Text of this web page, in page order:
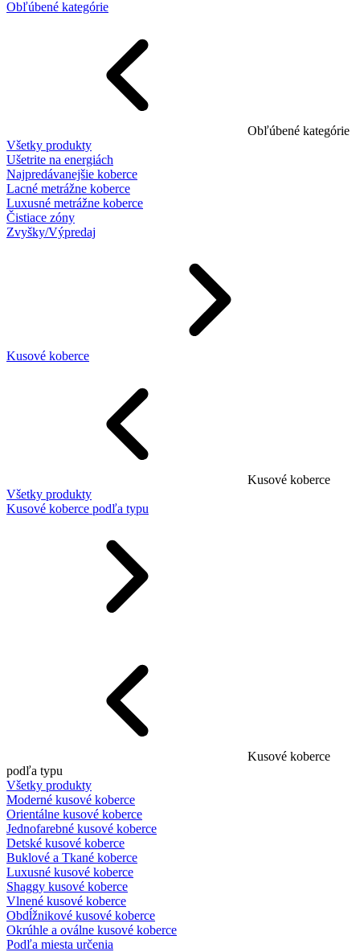
Obľúbené kategórie
Obľúbené kategórie
Všetky produkty
Ušetrite na energiách
Najpredávanejšie koberce
Lacné metrážne koberce
Luxusné metrážne koberce
Čistiace zóny
Zvyšky/Výpredaj
Kusové koberce
Kusové koberce
Všetky produkty
Kusové koberce podľa typu
Kusové koberce
podľa typu
Všetky produkty
Moderné kusové koberce
Orientálne kusové koberce
Jednofarebné kusové koberce
Detské kusové koberce
Buklové a Tkané koberce
Luxusné kusové koberce
Shaggy kusové koberce
Vlnené kusové koberce
Obdĺžnikové kusové koberce
Okrúhle a oválne kusové koberce
Podľa miesta určenia